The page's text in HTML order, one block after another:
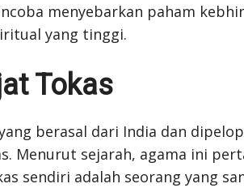
menyebarkan paham
yang tinggi.
Tokas
berasal dari India dan
Menurut sejarah, agama ini
sendiri adalah seorang yang